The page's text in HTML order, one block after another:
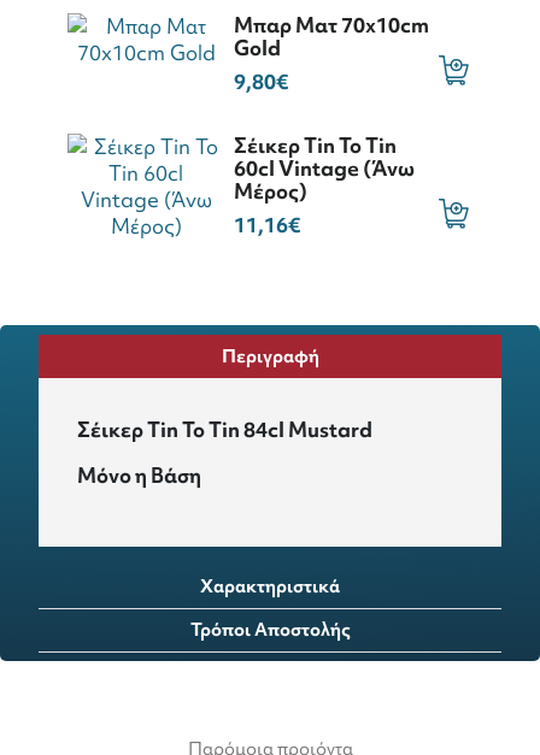
Μπαρ Ματ 70x10cm
Gold
9,80€
Σέικερ Tin To Tin
60cl Vintage (Άνω
Μέρος)
11,16€
Περιγραφή
Σέικερ Tin To Tin 84cl Mustard
Μόνο η Βάση
Χαρακτηριστικά
Τρόποι Αποστολής
Παρόμοια προιόντα